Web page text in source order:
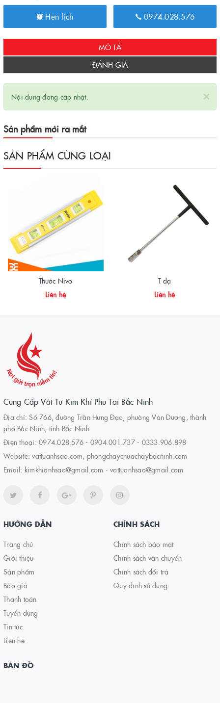
Hẹn lịch 0974.028.576
MÔ TẢ
ĐÁNH GIÁ
×
Nội dung đang cập nhật.
Sản phẩm mới ra mắt
SẢN PHẨM CÙNG LOẠI
Thước Nivo
Liên hệ
T dạ
Liên hệ
Cung Cấp Vật Tư Kim Khí Phụ Tại Bắc Ninh
Địa chỉ: Số 766, đường Trần Hưng Đạo, phường Vân Dương, thành
phố Bắc Ninh, tỉnh Bắc Ninh
Điện thoại: 0974.028.576 - 0904.001.737- 0333.906.898
Website:vattuanhsao.com, phongchaychuachaybacninh.com
Email: kimkhianhsao@gmail.com - vattuanhsao@gmail.com
HƯỚNG DẪN
Trang chủ
Giới thiệu
Sản phẩm
Báo giá
Thanh toán
Tuyển dụng
Tin tức
Liên hệ
CHÍNH SÁCH
Chính sách bảo mật
Chính sách vận chuyển
Chính sách đổi trả
Quy định sử dụng
BẢN ĐỒ